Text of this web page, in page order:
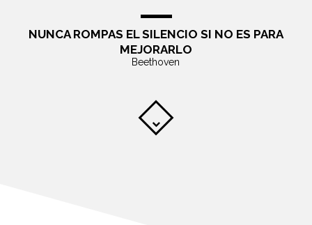
NUNCA ROMPAS EL SILENCIO SI NO ES PARA
MEJORARLO
Beethoven